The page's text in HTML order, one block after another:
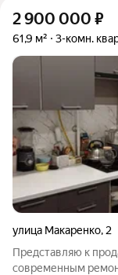
2 900 000 ₽
61,9 м² 3-комн.
улица Макаренко, 2
Представляю к
современным